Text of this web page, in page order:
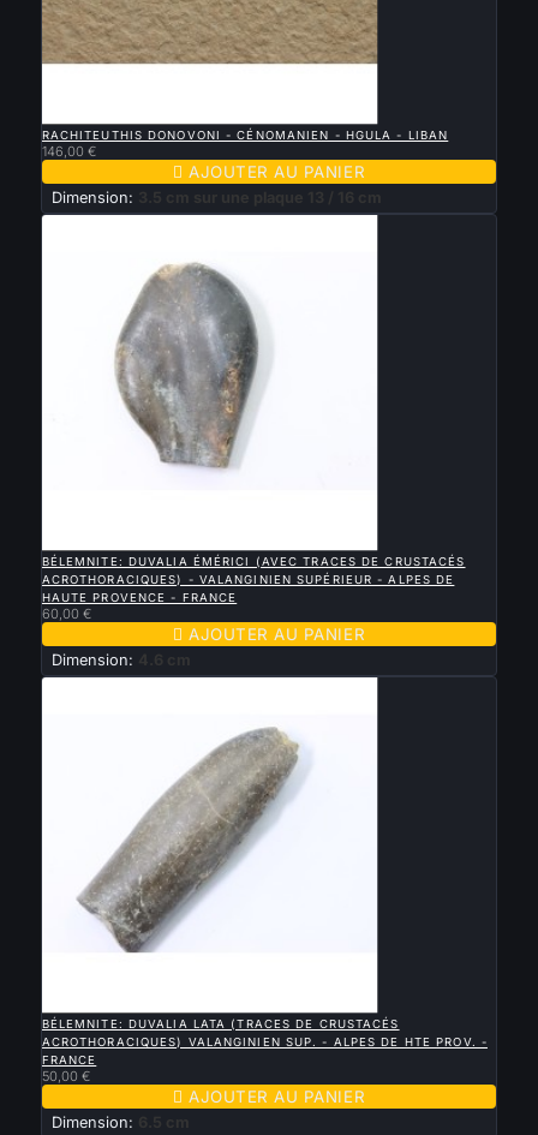
RACHITEUTHIS DONOVONI - CÉNOMANIEN - HGULA - LIBAN
146,00 €
 AJOUTER AU PANIER
Dimension: 3.5 cm sur une plaque 13 / 16 cm
BÉLEMNITE: DUVALIA ÉMÉRICI (AVEC TRACES DE CRUSTACÉS
ACROTHORACIQUES) - VALANGINIEN SUPÉRIEUR - ALPES DE
HAUTE PROVENCE - FRANCE
60,00 €
 AJOUTER AU PANIER
Dimension: 4.6 cm
BÉLEMNITE: DUVALIA LATA (TRACES DE CRUSTACÉS
ACROTHORACIQUES) VALANGINIEN SUP. - ALPES DE HTE PROV. -
FRANCE
50,00 €
 AJOUTER AU PANIER
Dimension: 6.5 cm